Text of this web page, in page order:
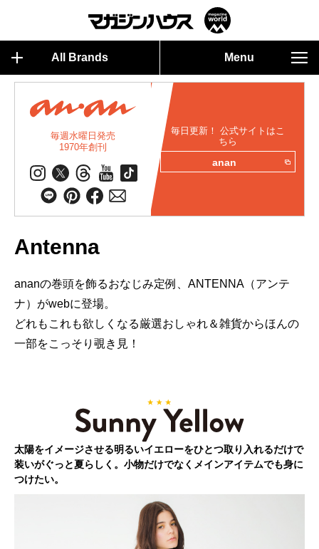
All Brands Menu
毎週水曜日発売
1970年創刊
毎日更新！ 公式サイトはこ
ちら
anan
Antenna
ananの巻頭を飾るおなじみ定例、ANTENNA（アンテ
ナ）がwebに登場。
どれもこれも欲しくなる厳選おしゃれ＆雑貨からほんの
一部をこっそり覗き見！
太陽をイメージさせる明るいイエローをひとつ取り入れるだけで
装いがぐっと夏らしく。小物だけでなくメインアイテムでも身に
つけたい。